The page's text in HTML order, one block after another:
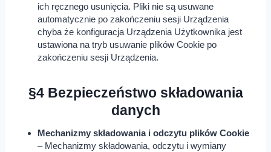
ich ręcznego usunięcia. Pliki nie są usuwane
automatycznie po zakończeniu sesji Urządzenia
chyba że konfiguracja Urządzenia Użytkownika jest
ustawiona na tryb usuwanie plików Cookie po
zakończeniu sesji Urządzenia.
§4 Bezpieczeństwo składowania
danych
Mechanizmy składowania i odczytu plików Cookie
– Mechanizmy składowania, odczytu i wymiany